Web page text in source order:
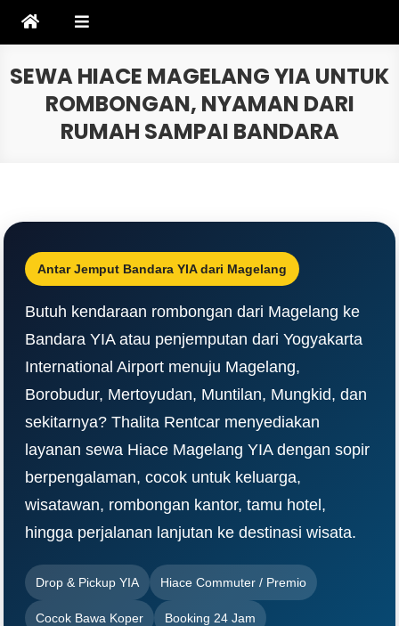
SEWA HIACE MAGELANG YIA UNTUK
ROMBONGAN, NYAMAN DARI
RUMAH SAMPAI BANDARA
Antar Jemput Bandara YIA dari Magelang
Butuh kendaraan rombongan dari Magelang ke
Bandara YIA atau penjemputan dari Yogyakarta
International Airport menuju Magelang,
Borobudur, Mertoyudan, Muntilan, Mungkid, dan
sekitarnya? Thalita Rentcar menyediakan
layanan sewa Hiace Magelang YIA dengan sopir
berpengalaman, cocok untuk keluarga,
wisatawan, rombongan kantor, tamu hotel,
hingga perjalanan lanjutan ke destinasi wisata.
Drop & Pickup YIA Hiace Commuter / Premio
Cocok Bawa Koper Booking 24 Jam